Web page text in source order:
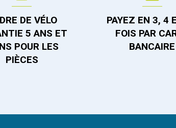
DE VÉLO
5 ANS ET
POUR LES
PIÈCES
PAYEZ EN 3, 4
FOIS PAR
BANCAIRE